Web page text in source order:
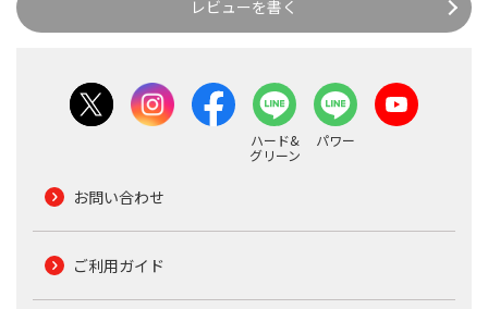
レビューを書く
ハード&
グリーン
パワー
お問い合わせ
ご利用ガイド